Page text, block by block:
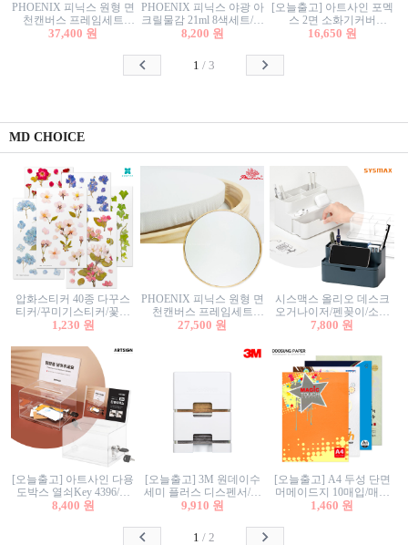
PHOENIX 피닉스 원형 면
천캔버스 프레임세트
40cm/원형캔버스/플로팅
37,400 원
PHOENIX 피닉스 야광 아
크릴물감 21ml 8색세트/야
광물감
8,200 원
[오늘출고] 아트사인 포멕
스 2면 소화기커버
1470/1471/소화기커버/소
함/소화기거치대/소화기
16,650 원
1 / 3
MD CHOICE
압화스티커 40종 다꾸스
티커/꾸미기스티커/꽃스
티커/압화꽃책갈피/팬시
1,230 원
PHOENIX 피닉스 원형 면
천캔버스 프레임세트
30cm/원형캔버스/플로팅
27,500 원
시스맥스 올리오 데스크
오거나이저/펜꽂이/소품
꽂이/소품함/정리함/수납
7,800 원
[오늘출고] 아트사인 다용
도박스 열쇠Key 4396/투
표함/건의함/모금함/응모
8,400 원
[오늘출고] 3M 원데이수
세미 플러스 디스펜서/소
프트수세미5매+강력수세
9,910 원
[오늘출고] A4 두성 단면
머메이드지 10매입/매직
터치/색지/색상지/색복사
칼라색지/고급복사지
1,460 원
1 / 2